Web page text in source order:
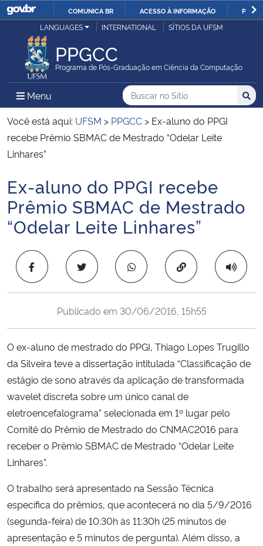
IR
COMUNICA BR ACESSO À INFORMAÇÃO
Ministério da Justiça e Segurança Pública
Ministério da Defesa
Ministério das Relações Exteriores
Ministério da Economia
Ministério da Infraestrutura
Ministério da Agricultura, Pecuária e Abastecimento
Ministério da Cidadania
Ministério da Ciência, Tecnologia, Inovações e Comunicações
Ministério do Meio Ambiente
Ministério do Turismo
Ministério do Desenvolvimento Regional
Controladoria-Geral da União
Ministério da Mulher, da Família e dos Direitos Humanos
LANGUAGES INTERNATIONAL SÍTIOS DA UFSM
PPGCC
Programa de Pós-Graduação em Ciência da Computação
Menu Menu Principal do Sítio
Busca
Buscar no no Sítio
Busca:
Você está aqui: UFSM > PPGCC > Ex-aluno do PPGI
recebe Prêmio SBMAC de Mestrado “Odelar Leite
Linhares”
Início do conteúdo
Ex-aluno do PPGI recebe
Prêmio SBMAC de Mestrado
“Odelar Leite Linhares”
Copiar para área
Publicado em 30/06/2016, 15h55
O ex-aluno de mestrado do PPGI, Thiago Lopes Trugillo
da Silveira teve a dissertação intitulada “Classificação de
estágio de sono através da aplicação de transformada
wavelet discreta sobre um único canal de
eletroencefalograma” selecionada em 1º lugar pelo
Comitê do Prêmio de Mestrado do CNMAC2016 para
receber o Prêmio SBMAC de Mestrado “Odelar Leite
Linhares”.
O trabalho será apresentado na Sessão Técnica
específica do prêmios, que acontecerá no dia 5/9/2016
(segunda-feira) de 10:30h às 11:30h (25 minutos de
apresentação e 5 minutos de pergunta). Além disso, a